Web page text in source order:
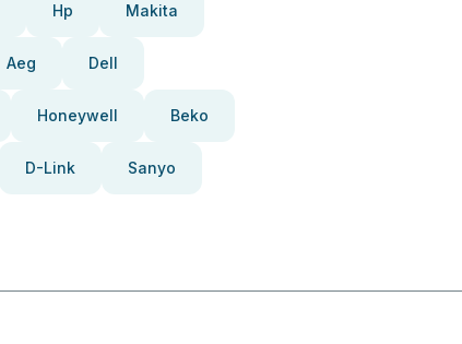
Hp Makita
Aeg Dell
Honeywell Beko
D-Link Sanyo